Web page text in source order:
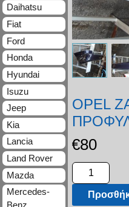
OPEL
€80
Daihatsu
Fiat
Ford
Honda
Hyundai
Isuzu
Jeep
Kia
Lancia
Land Rover
Mazda
Mercedes-